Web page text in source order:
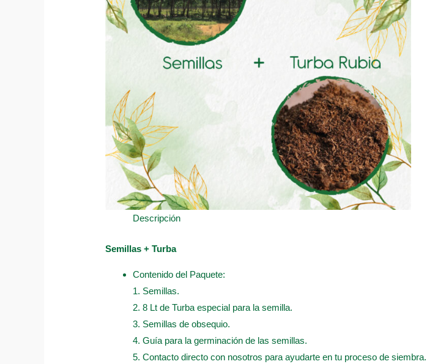
Descripción
Semillas + Turba
Contenido del Paquete:
1. Semillas.
2. 8 Lt de Turba especial para la semilla.
3. Semillas de obsequio.
4. Guía para la germinación de las semillas.
5. Contacto directo con nosotros para ayudarte en tu proceso de siembra.